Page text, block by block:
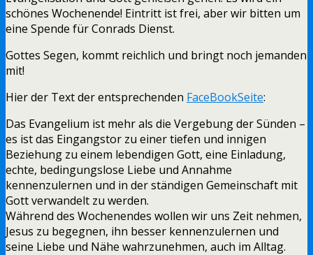
schönes Wochenende! Eintritt ist frei, aber wir bitten um
eine Spende für Conrads Dienst.
Gottes Segen, kommt reichlich und bringt noch jemanden
mit!
Hier der Text der entsprechenden FaceBookSeite:
Das Evangelium ist mehr als die Vergebung der Sünden –
es ist das Eingangstor zu einer tiefen und innigen
Beziehung zu einem lebendigen Gott, eine Einladung,
echte, bedingungslose Liebe und Annahme
kennenzulernen und in der ständigen Gemeinschaft mit
Gott verwandelt zu werden.
Während des Wochenendes wollen wir uns Zeit nehmen,
Jesus zu begegnen, ihn besser kennenzulernen und
seine Liebe und Nähe wahrzunehmen, auch im Alltag.